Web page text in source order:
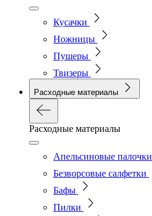
Кусачки
Ножницы
Пушеры
Твизеры
Расходные материалы
Расходные материалы
Апельсиновые палочки
Безворсовые салфетки
Бафы
Пилки